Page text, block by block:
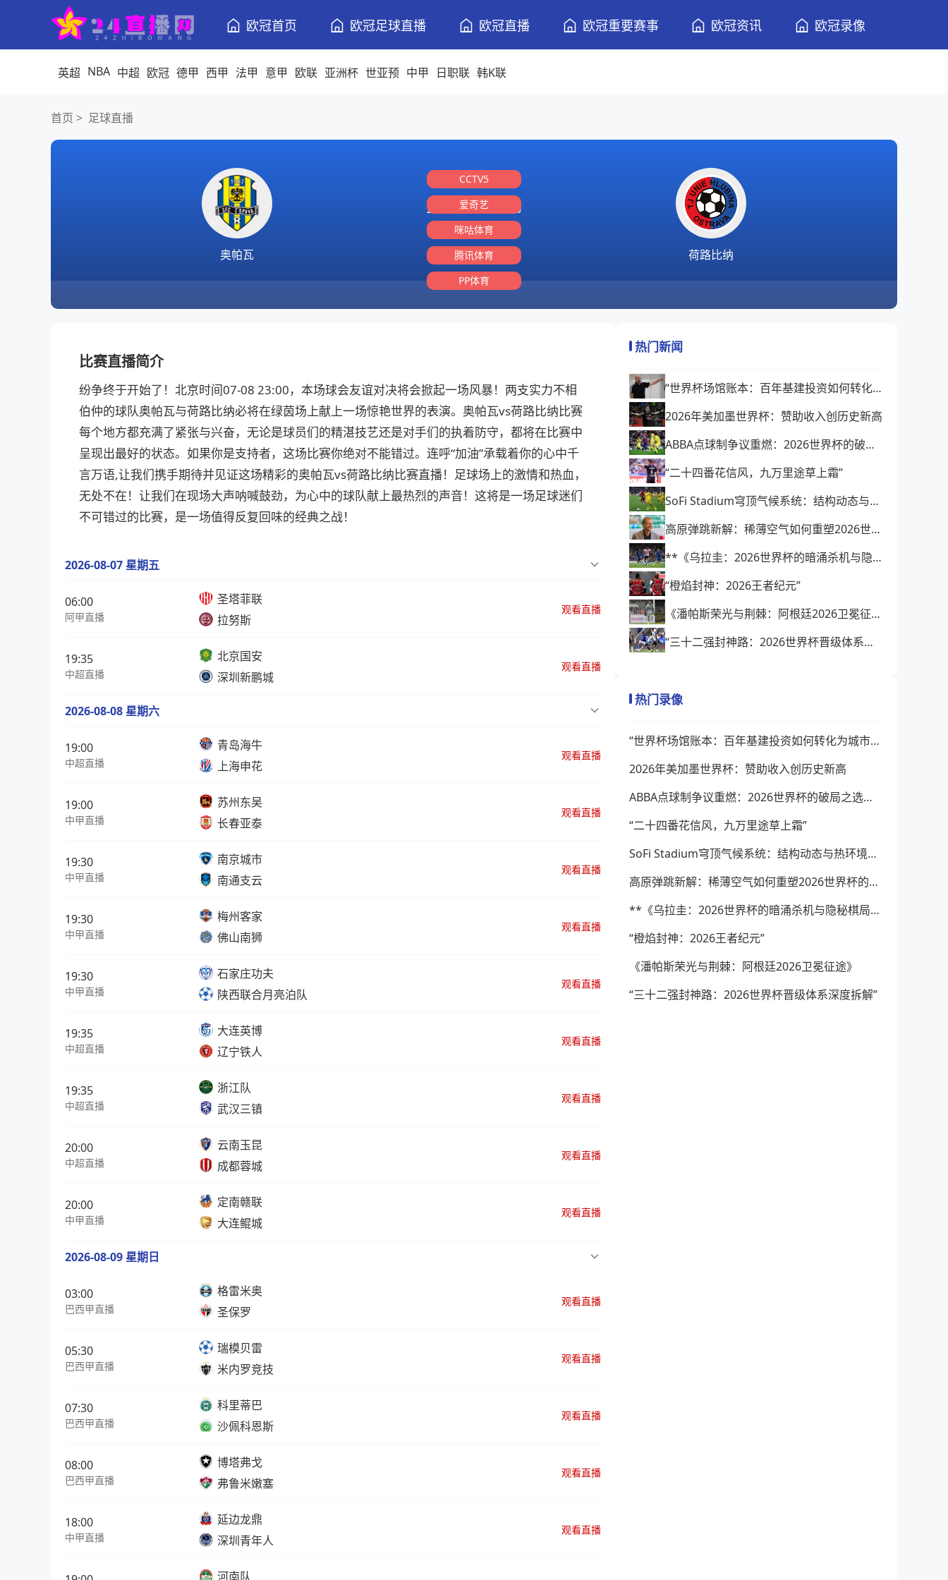
欧冠首页 欧冠足球直播 欧冠直播 欧冠重要赛事 欧冠资讯 欧冠录像
英超 NBA 中超 欧冠 德甲 西甲 法甲 意甲 欧联 亚洲杯 世亚预 中甲 日职联 韩K联
首页 > 足球直播
奥帕瓦
CCTV5
爱奇艺
咪咕体育
腾讯体育
PP体育
2026-07-08 23:00:00
荷路比纳
比赛直播简介
纷争终于开始了！北京时间07-08 23:00，本场球会友谊对决将会掀起一场风暴！两支实力不相
伯仲的球队奥帕瓦与荷路比纳必将在绿茵场上献上一场惊艳世界的表演。奥帕瓦vs荷路比纳比赛
每个地方都充满了紧张与兴奋，无论是球员们的精湛技艺还是对手们的执着防守，都将在比赛中
呈现出最好的状态。如果你是支持者，这场比赛你绝对不能错过。连呼“加油”承载着你的心中千
言万语,让我们携手期待并见证这场精彩的奥帕瓦vs荷路比纳比赛直播！足球场上的激情和热血，
无处不在！让我们在现场大声呐喊鼓劲，为心中的球队献上最热烈的声音！这将是一场足球迷们
不可错过的比赛，是一场值得反复回味的经典之战！
2026-08-07 星期五
06:00
阿甲直播
圣塔菲联
拉努斯
观看直播
19:35
中超直播
北京国安
深圳新鹏城
观看直播
2026-08-08 星期六
19:00
中超直播
青岛海牛
上海申花
观看直播
19:00
中甲直播
苏州东吴
长春亚泰
观看直播
19:30
中甲直播
南京城市
南通支云
观看直播
19:30
中甲直播
梅州客家
佛山南狮
观看直播
19:30
中甲直播
石家庄功夫
陕西联合月亮泊队
观看直播
19:35
中超直播
大连英博
辽宁铁人
观看直播
19:35
中超直播
浙江队
武汉三镇
观看直播
20:00
中超直播
云南玉昆
成都蓉城
观看直播
20:00
中甲直播
定南赣联
大连鲲城
观看直播
2026-08-09 星期日
03:00
巴西甲直播
格雷米奥
圣保罗
观看直播
05:30
巴西甲直播
瑞模贝雷
米内罗竞技
观看直播
07:30
巴西甲直播
科里蒂巴
沙佩科恩斯
观看直播
08:00
巴西甲直播
博塔弗戈
弗鲁米嫩塞
观看直播
18:00
中甲直播
延边龙鼎
深圳青年人
观看直播
河南队
热门新闻
“世界杯场馆账本：百年基建投资如何转化为城市经济遗产”
2026年美加墨世界杯：赞助收入创历史新高
ABBA点球制争议重燃：2026世界杯的破局之选，还是潜在风险？
“二十四番花信风，九万里途草上霜”
SoFi Stadium穹顶气候系统：结构动态与热环境协同调控机理研究
高原弹跳新解：稀薄空气如何重塑2026世界杯的足球动力学
**《乌拉圭：2026世界杯的暗涌杀机与隐秘棋局》**
“橙焰封神：2026王者纪元”
《潘帕斯荣光与荆棘：阿根廷2026卫冕征途》
“三十二强封神路：2026世界杯晋级体系深度拆解”
热门录像
“世界杯场馆账本：百年基建投资如何转化为城市经济遗产”
2026年美加墨世界杯：赞助收入创历史新高
ABBA点球制争议重燃：2026世界杯的破局之选，还是潜在风险？
“二十四番花信风，九万里途草上霜”
SoFi Stadium穹顶气候系统：结构动态与热环境协同调控机理研究
高原弹跳新解：稀薄空气如何重塑2026世界杯的足球动力学
**《乌拉圭：2026世界杯的暗涌杀机与隐秘棋局》**
“橙焰封神：2026王者纪元”
《潘帕斯荣光与荆棘：阿根廷2026卫冕征途》
“三十二强封神路：2026世界杯晋级体系深度拆解”